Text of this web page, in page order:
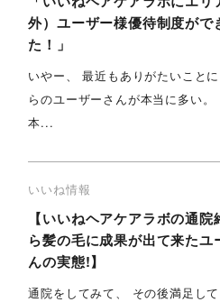
外）ユーザー様優待制度がで
た！」
いやー、 最近もありがたいこと
らのユーザーさんが本当に多い
本...
いいね情報
【いいねヘアケアラボの通院
ら髪の毛に成果が出て来たユ
んの実態!】
通院をしてみて、 その後満足し